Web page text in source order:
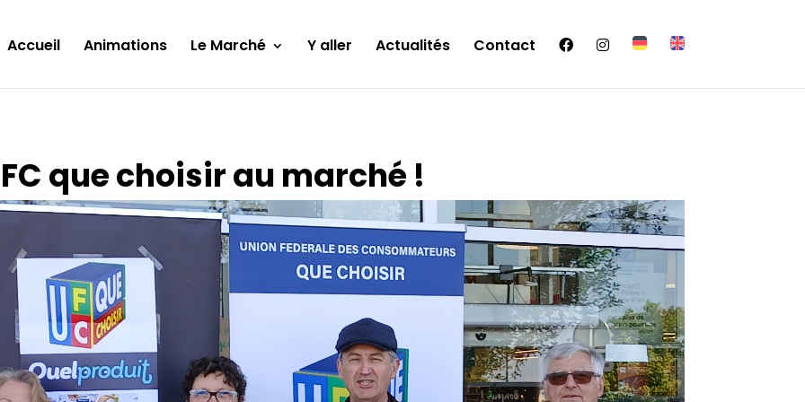
Accueil Animations Le Marché Y aller Actualités Contact
que choisir au marché !